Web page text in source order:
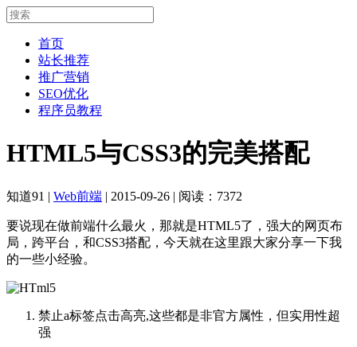
首页
站长推荐
推广营销
SEO优化
程序员教程
HTML5与CSS3的完美搭配
知道91 | Web前端 | 2015-09-26 | 阅读：7372
要说现在做前端什么最火，那就是HTML5了，强大的网页布
局，跨平台，和CSS3搭配，今天就在这里跟大家分享一下我
的一些小经验。
禁止a标签点击高亮,这些都是非官方属性，但实用性超
强